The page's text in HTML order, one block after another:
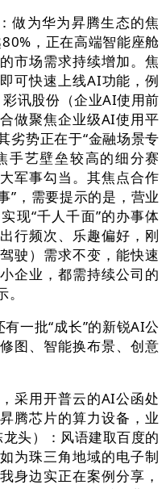
为华为昇腾生态的焦
，正在高端智能座舱
市场需求持续增加。焦
可快速上线AI功能，例
讯股份（企业AI使用前
做聚焦企业级AI使用平
劣势正在于“金融场景专
手艺壁垒较高的细分赛
军事勾当。其焦点合作
”，需要提示的是，营业
现“千人千面”的办事体
行频次、乐趣偏好，刚
驶）需求不变，能快速
企业，都需持续公司的
一批“成长”的新锐AI公
图、智能换布景、创意
用开普云的AI公函处
腾芯片的算力设备，业
头）：风语建取百度的
为珠三角地域的电子制
身边实正在案例分享，